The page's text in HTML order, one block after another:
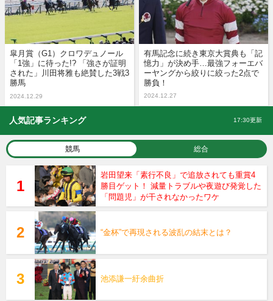
皐月賞（G1）クロワデュノール
「1強」に待った!? 「強さが証明
された」川田将雅も絶賛した3戦3
勝馬
2024.12.29
有馬記念に続き東京大賞典も「記
憶力」が決め手…最強フォーエバ
ーヤングから絞りに絞った2点で
勝負！
2024.12.27
人気記事ランキング 17:30更新
競馬 総合
岩田望来「素行不良」で追放されても重賞4
勝目ゲット！ 減量トラブルや夜遊び発覚した
「問題児」が干されなかったワケ
“金杯”で再現される波乱の結末とは？
池添謙一紆余曲折